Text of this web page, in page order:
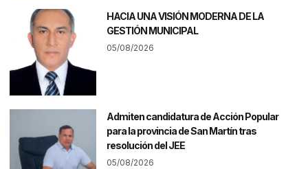
HACIA UNA VISIÓN MODERNA DE LA
GESTIÓN MUNICIPAL
05/08/2026
Admiten candidatura de Acción Popular
para la provincia de San Martín tras
resolución del JEE
05/08/2026